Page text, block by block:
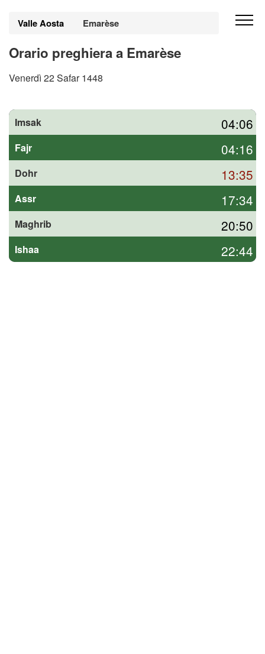
Valle Aosta Emarèse
Orario preghiera a Emarèse
Venerdì 22 Safar 1448
Imsak 04:06
Fajr 04:16
Dohr 13:35
Assr 17:34
Maghrib 20:50
Ishaa 22:44